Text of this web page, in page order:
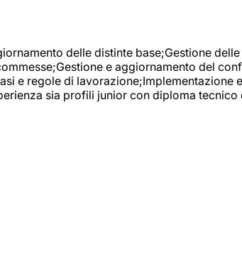
delle distinte base;Gestione
e aggiornamento del
e regole di lavorazione;Implementazione
sia profili junior con diploma tecnico